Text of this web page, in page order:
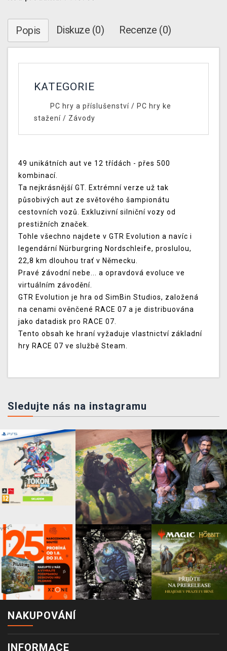
Popis Diskuze (0) Recenze (0)
KATEGORIE
PC hry a příslušenství/ PC hry ke
stažení / Závody
49 unikátních aut ve 12 třídách - přes 500
kombinací.
Ta nejkrásnější GT. Extrémní verze už tak
působivých aut ze světového šampionátu
cestovních vozů. Exkluzivní silniční vozy od
prestižních značek.
Tohle všechno najdete v GTR Evolution a navíc i
legendární Nürburgring Nordschleife, proslulou,
22,8 km dlouhou trať v Německu.
Pravé závodní nebe... a opravdová evoluce ve
virtuálním závodění.
GTR Evolution je hra od SimBin Studios, založená
na cenami ověnčené RACE 07 a je distribuována
jako datadisk pro RACE 07.
Tento obsah ke hraní vyžaduje vlastnictví základní
hry RACE 07 ve službě Steam.
Sledujte nás na instagramu
NAKUPOVÁNÍ
INFORMACE